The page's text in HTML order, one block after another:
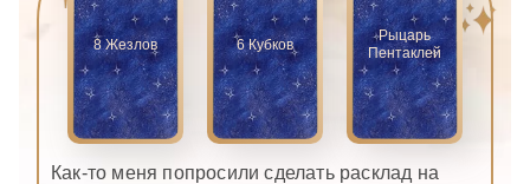
8 Жезлов 6 Кубков
Рыцарь
Пентаклей
Как-то меня попросили сделать расклад на